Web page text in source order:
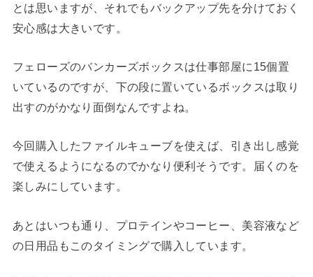
とは思いますが、それでもバックアップ先を分けておく
安心感は大きいです。
フェローズのバンカーズボックスは仕事部屋に15個置
いているのですが、下の段に置いているボックスは取り
出すのがかなり面倒なんですよね。
今回購入したファイルキューブを使えば、引き出し感覚
で使えるようになるのでかなり便利そうです。届くのを
楽しみにしています。
あとはいつも通り、プロテインやコーヒー、美容液など
の日用品もこのタイミングで購入しています。